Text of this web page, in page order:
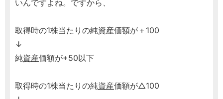
いんですよね。ですから、
取得時の1株当たりの純資産価額が＋100
↓
純資産価額が+50以下
取得時の1株当たりの純資産価額が△100